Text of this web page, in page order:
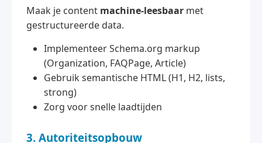
Maak je content machine-leesbaar met
gestructureerde data.
Implementeer Schema.org markup
(Organization, FAQPage, Article)
Gebruik semantische HTML (H1, H2, lists,
strong)
Zorg voor snelle laadtijden
3. Autoriteitsopbouw